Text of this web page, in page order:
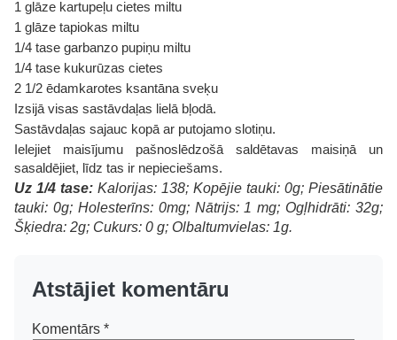
1 glāze kartupeļu cietes miltu
1 glāze tapiokas miltu
1/4 tase garbanzo pupiņu miltu
1/4 tase kukurūzas cietes
2 1/2 ēdamkarotes ksantāna sveķu
Izsijā visas sastāvdaļas lielā bļodā.
Sastāvdaļas sajauc kopā ar putojamo slotiņu.
Ielejiet maisījumu pašnoslēdzošā saldētavas maisiņā un
sasaldējiet, līdz tas ir nepieciešams.
Uz 1/4 tase: Kalorijas: 138; Kopējie tauki: 0g; Piesātinātie
tauki: 0g; Holesterīns: 0mg; Nātrijs: 1 mg; Ogļhidrāti: 32g;
Šķiedra: 2g; Cukurs: 0 g; Olbaltumvielas: 1g.
Atstājiet komentāru
Komentārs *